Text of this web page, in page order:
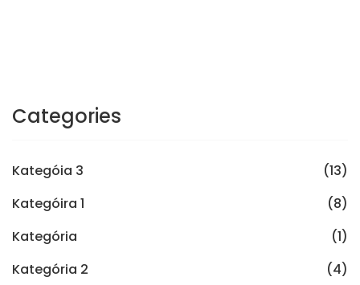
Categories
Kategóia 3
(13)
Kategóira 1
(8)
Kategória
(1)
Kategória 2
(4)